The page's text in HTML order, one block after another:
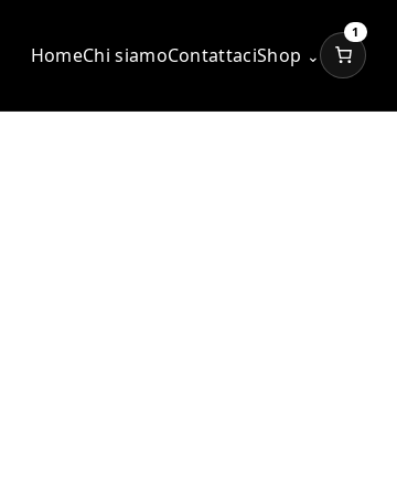
HomeChi siamoContattaciShop ⌄
1